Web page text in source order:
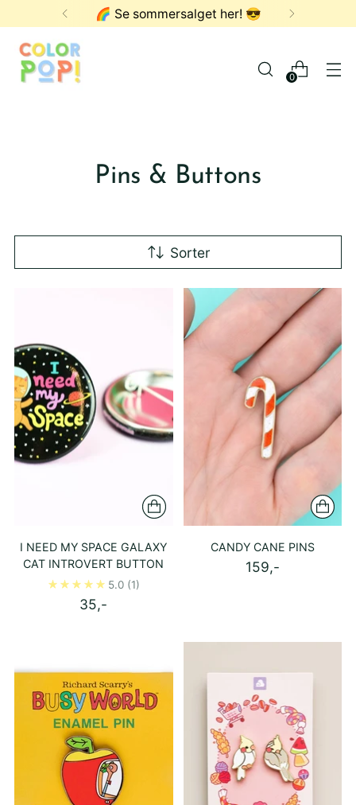
FRI FRAKT OVER 1000,- ✨
0
Pins & Buttons
Sorter
I NEED MY SPACE GALAXY
CAT INTROVERT BUTTON
5.0 (1)
35,-
CANDY CANE PINS
159,-